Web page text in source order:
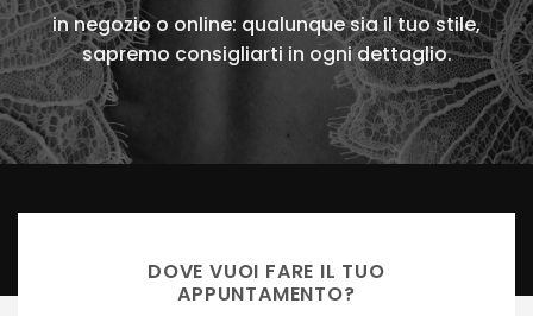
in negozio o online: qualunque sia il tuo stile,
sapremo consigliarti in ogni dettaglio.
DOVE VUOI FARE IL TUO
APPUNTAMENTO?